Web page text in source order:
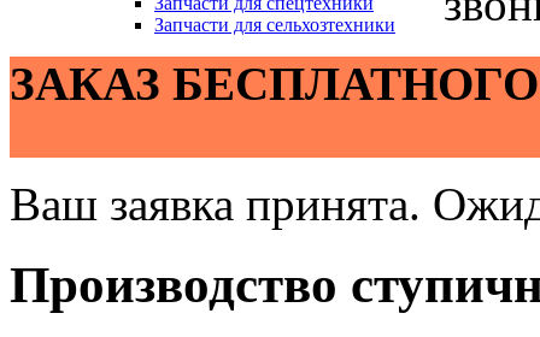
Запчасти для сельхозтехники
ЗАКАЗ
Ваш заявка принята.
Производство